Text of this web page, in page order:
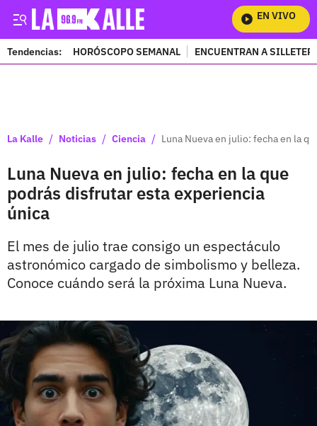
EN VIVO
Tendencias: HORÓSCOPO SEMANAL ENCUENTRAN A
La Kalle / Noticias / Ciencia / Luna Nueva en julio: fecha en la
Luna Nueva en julio: fecha en la que
podrás disfrutar esta experiencia
única
El mes de julio trae consigo un espectáculo
astronómico cargado de simbolismo y belleza.
Conoce cuándo será la próxima Luna Nueva.